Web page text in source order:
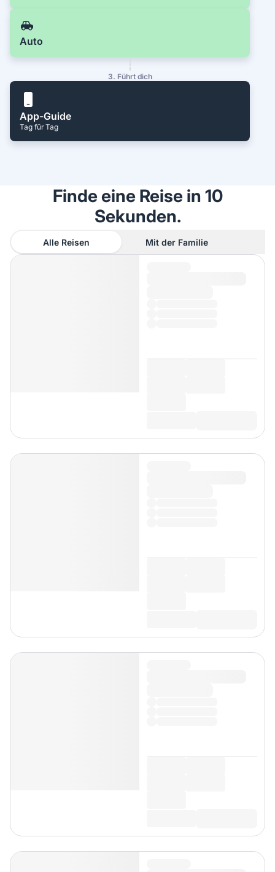
Auto
3. Führt dich
App-Guide
Tag für Tag
Finde eine Reise in 10
Sekunden.
Alle Reisen Mit der Familie